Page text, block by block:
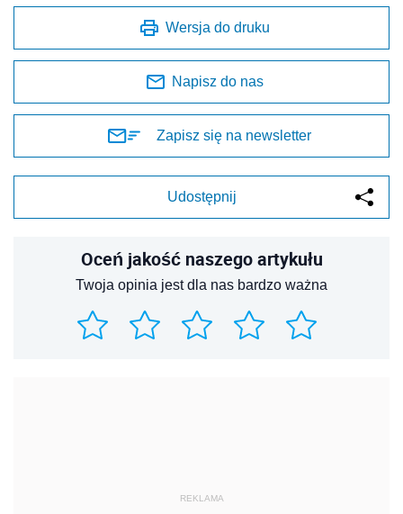
Wersja do druku
Napisz do nas
Zapisz się na newsletter
Udostępnij
Oceń jakość naszego artykułu
Twoja opinia jest dla nas bardzo ważna
REKLAMA